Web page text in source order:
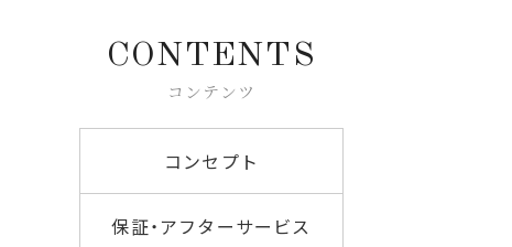
CONTENTS
コンテンツ
コンセプト
保証・アフターサービス